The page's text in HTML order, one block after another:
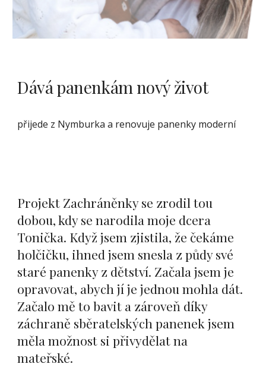
Dává panenkám nový život
přijede z Nymburka a renovuje panenky moderní
Projekt Zachráněnky se zrodil tou
dobou, kdy se narodila moje dcera
Tonička. Když jsem zjistila, že čekáme
holčičku, ihned jsem snesla z půdy své
staré panenky z dětství. Začala jsem je
opravovat, abych jí je jednou mohla dát.
Začalo mě to bavit a zároveň díky
záchraně sběratelských panenek jsem
měla možnost si přivydělat na
mateřské.